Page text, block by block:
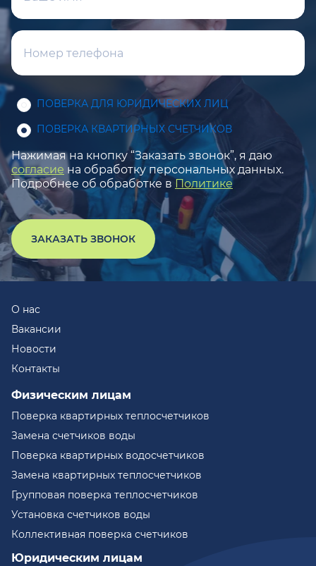
ПОВЕРКА ДЛЯ ЮРИДИЧЕСКИХ ЛИЦ
ПОВЕРКА КВАРТИРНЫХ СЧЕТЧИКОВ
Нажимая на кнопку “Заказать звонок”, я даю
согласие на обработку персональных данных.
Подробнее об обработке в Политике
ЗАКАЗАТЬ ЗВОНОК
О нас
Вакансии
Новости
Контакты
Физическим лицам
Поверка квартирных теплосчетчиков
Замена счетчиков воды
Поверка квартирных водосчетчиков
Замена квартирных теплосчетчиков
Групповая поверка теплосчетчиков
Установка счетчиков воды
Коллективная поверка счетчиков
Юридическим лицам